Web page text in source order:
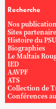
Recherche
Nos
Sites
Histoire du PSU
Biographies
Le Maltais
IED
AAVPF
ATS
Collection de
Conférences